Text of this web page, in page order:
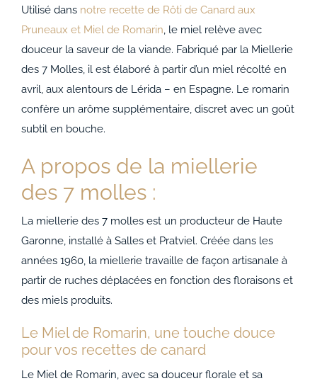
Utilisé dans notre recette de Rôti de Canard aux
Pruneaux et Miel de Romarin, le miel relève avec
douceur la saveur de la viande. Fabriqué par la Miellerie
des 7 Molles, il est élaboré à partir d’un miel récolté en
avril, aux alentours de Lérida – en Espagne. Le romarin
confère un arôme supplémentaire, discret avec un goût
subtil en bouche.
A propos de la miellerie
des 7 molles :
La miellerie des 7 molles est un producteur de Haute
Garonne, installé à Salles et Pratviel. Créée dans les
années 1960, la miellerie travaille de façon artisanale à
partir de ruches déplacées en fonction des floraisons et
des miels produits.
Le Miel de Romarin, une touche douce
pour vos recettes de canard
Le Miel de Romarin, avec sa douceur florale et sa